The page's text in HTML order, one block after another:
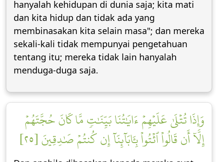
hanyalah kehidupan di dunia saja; kita mati
dan kita hidup dan tidak ada yang
membinasakan kita selain masa"; dan mereka
sekali-kali tidak mempunyai pengetahuan
tentang itu; mereka tidak lain hanyalah
menduga-duga saja.
وَإِذَا تُتۡلَىٰ عَلَيۡهِمۡ ءَايَٰتُنَا بَيِّنَٰتٖ مَّا كَانَ حُجَّتَهُمۡ
إِلَّآ أَن قَالُواْ ٱئۡتُواْ بِـَٔابَآئِنَآ إِن كُنتُمۡ صَٰدِقِينَ [٢٥]